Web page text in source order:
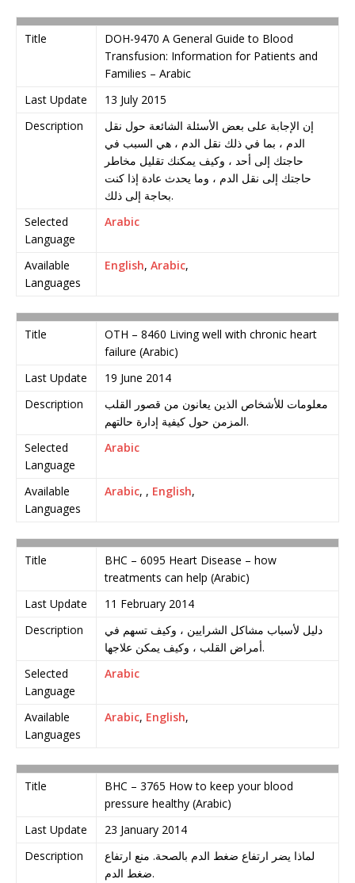
Title
DOH-9470 A General Guide to Blood
Transfusion: Information for Patients and
Families – Arabic
Last Update
13 July 2015
Description
إن الإجابة على بعض الأسئلة الشائعة حول نقل
الدم ، بما في ذلك نقل الدم ، هي السبب في
حاجتك إلى أحد ، وكيف يمكنك تقليل مخاطر
حاجتك إلى نقل الدم ، وما يحدث عادة إذا كنت
بحاجة إلى ذلك.
Selected
Language
Arabic
Available
Languages
English, Arabic,
Title
OTH – 8460 Living well with chronic heart
failure (Arabic)
Last Update
19 June 2014
Description
معلومات للأشخاص الذين يعانون من قصور القلب
المزمن حول كيفية إدارة حالتهم.
Selected
Language
Arabic
Available
Languages
Arabic, , English,
Title
BHC – 6095 Heart Disease – how
treatments can help (Arabic)
Last Update
11 February 2014
Description
دليل لأسباب مشاكل الشرايين ، وكيف تسهم في
أمراض القلب ، وكيف يمكن علاجها.
Selected
Language
Arabic
Available
Languages
Arabic, English,
Title
BHC – 3765 How to keep your blood
pressure healthy (Arabic)
Last Update
23 January 2014
Description
لماذا يضر ارتفاع ضغط الدم بالصحة. منع ارتفاع
ضغط الدم.